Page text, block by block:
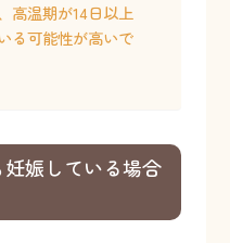
高温期が14日以上
る可能性が高いで
娠している場合